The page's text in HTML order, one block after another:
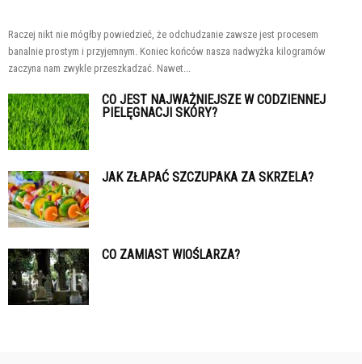
Raczej nikt nie mógłby powiedzieć, że odchudzanie zawsze jest procesem
banalnie prostym i przyjemnym. Koniec końców nasza nadwyżka kilogramów
zaczyna nam zwykle przeszkadzać. Nawet...
CO JEST NAJWAŻNIEJSZE W CODZIENNEJ
PIELĘGNACJI SKÓRY?
JAK ZŁAPAĆ SZCZUPAKA ZA SKRZELA?
CO ZAMIAST WIOŚLARZA?